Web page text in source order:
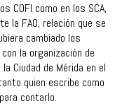
COFI como en los SCA,
la FAO, relación que se
cambiado los
la organización de
Ciudad de Mérida en el
quien escribe como
contarlo.